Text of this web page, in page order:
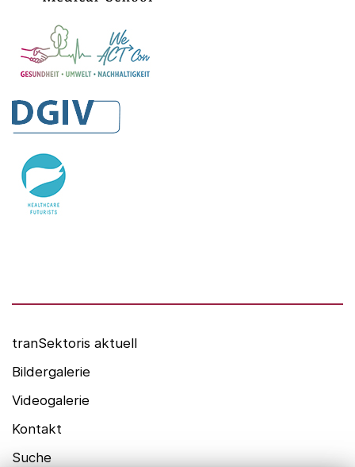
WeACT Con
DGIV
HealthCare Futurists
tranSektoris aktuell
Bildergalerie
Videogalerie
Kontakt
Suche